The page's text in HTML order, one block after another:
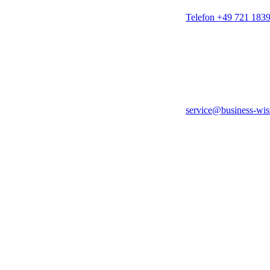
Telefon +49 721
service@business-